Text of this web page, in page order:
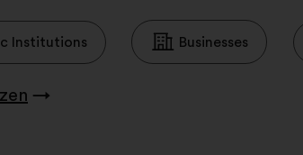
Institutions Businesses
→